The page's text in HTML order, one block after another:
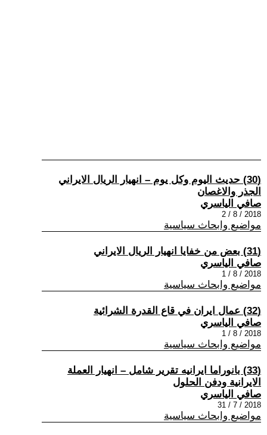
(30) حديث اليوم وكل يوم – انهيار الريال الايراني
الجذر والاغصان
صافي الياسري
2018 / 8 / 2
مواضيع وابحاث سياسية
(31) بعض من خفايا انهيار الريال الايراني
صافي الياسري
2018 / 8 / 1
مواضيع وابحاث سياسية
(32) عمال ايران في قاع القدرة الشرائية
صافي الياسري
2018 / 8 / 1
مواضيع وابحاث سياسية
(33) بانوراما ايرانيه تقرير شامل – انهيار العملة
الايرانية ودفن الحلول
صافي الياسري
2018 / 7 / 31
مواضيع وابحاث سياسية